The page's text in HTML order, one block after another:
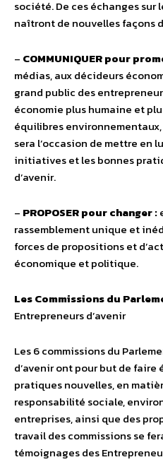
société. De ces échanges sur
naîtront de nouvelles façons
– COMMUNIQUER pour
médias, aux décideurs
grand public des
économie plus humaine et
équilibres
sera l’occasion de mettre en
initiatives et les bonnes
d’avenir.
– PROPOSER pour changer :
rassemblement unique et
forces de propositions et
économique et politique.
Les Commissions du
Entrepreneurs d’avenir
Les 6 commissions du
d’avenir ont pour but de faire
pratiques nouvelles, en
responsabilité sociale,
entreprises, ainsi que des
travail des commissions se
témoignages des